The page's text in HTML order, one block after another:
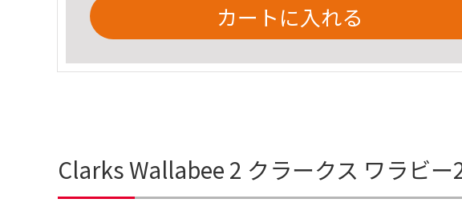
カートに入れる
Clarks Wallabee 2 クラークス ワラビ